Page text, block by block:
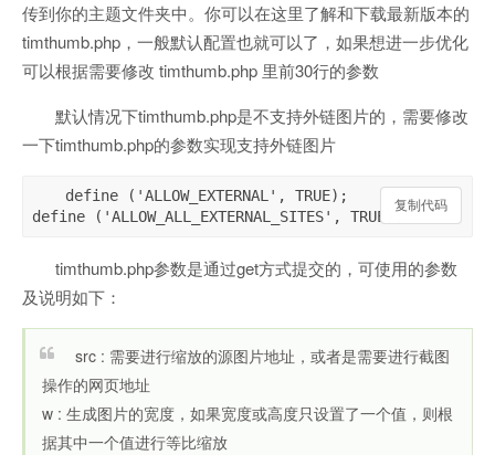
传到你的主题文件夹中。你可以在这里了解和下载最新版本的
timthumb.php，一般默认配置也就可以了，如果想进一步优化
可以根据需要修改 timthumb.php 里前30行的参数
默认情况下timthumb.php是不支持外链图片的，需要修改
一下timthumb.php的参数实现支持外链图片
复制代码
复制代码
define ('ALLOW_EXTERNAL', TRUE);
timthumb.php参数是通过get方式提交的，可使用的参数
及说明如下：
src : 需要进行缩放的源图片地址，或者是需要进行截图
操作的网页地址
w : 生成图片的宽度，如果宽度或高度只设置了一个值，则根
据其中一个值进行等比缩放